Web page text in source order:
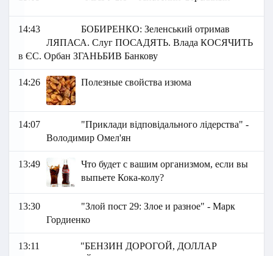
14:43
БОБИРЕНКО: Зеленський отримав
ЛЯПАСА. Слуг ПОСАДЯТЬ. Влада КОСЯЧИТЬ
в ЄС. Орбан ЗГАНЬБИВ Банкову
14:26 Полезные свойства изюма
14:07
"Приклади відповідального лідерства" -
Володимир Омел'ян
13:49
Что будет с вашим организмом, если вы
выпьете Кока-колу?
13:30
"Злой пост 29: Злое и разное" - Марк
Гордиенко
13:11
"БЕНЗИН ДОРОГОЙ, ДОЛЛАР